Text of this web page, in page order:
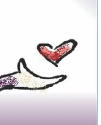
Cifras